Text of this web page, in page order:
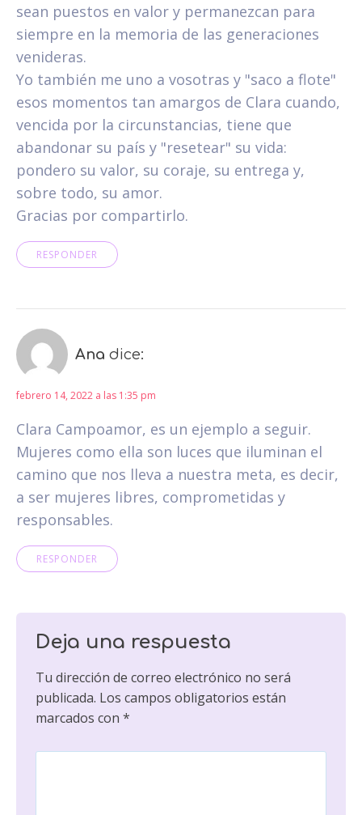
sean puestos en valor y permanezcan para
siempre en la memoria de las generaciones
venideras.
Yo también me uno a vosotras y "saco a flote"
esos momentos tan amargos de Clara cuando,
vencida por la circunstancias, tiene que
abandonar su país y "resetear" su vida:
pondero su valor, su coraje, su entrega y,
sobre todo, su amor.
Gracias por compartirlo.
RESPONDER
Ana dice:
febrero 14, 2022 a las 1:35 pm
Clara Campoamor, es un ejemplo a seguir.
Mujeres como ella son luces que iluminan el
camino que nos lleva a nuestra meta, es decir,
a ser mujeres libres, comprometidas y
responsables.
RESPONDER
Deja una respuesta
Tu dirección de correo electrónico no será
publicada. Los campos obligatorios están
marcados con *